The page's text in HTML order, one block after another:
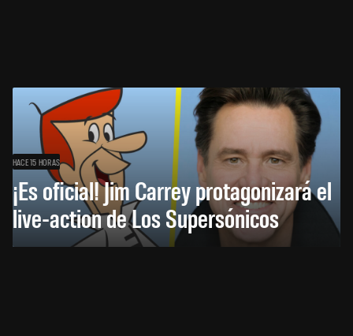
HACE 15 HORAS
¡Es oficial! Jim Carrey protagonizará el
live-action de Los Supersónicos